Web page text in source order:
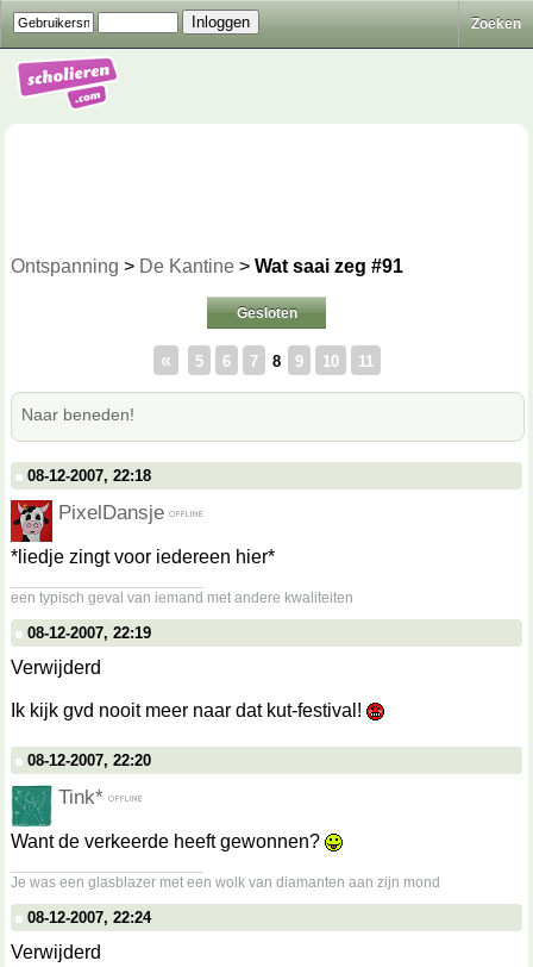
Zoeken
Ontspanning > De Kantine > Wat saai zeg #91
Gesloten
« 5 6 7 8 9 10 11
Naar beneden!
08-12-2007, 22:18
PixelDansje
*liedje zingt voor iedereen hier*
een typisch geval van iemand met andere kwaliteiten
08-12-2007, 22:19
Verwijderd
Ik kijk gvd nooit meer naar dat kut-festival!
08-12-2007, 22:20
Tink*
Want de verkeerde heeft gewonnen?
Je was een glasblazer met een wolk van diamanten aan zijn mond
08-12-2007, 22:24
Verwijderd